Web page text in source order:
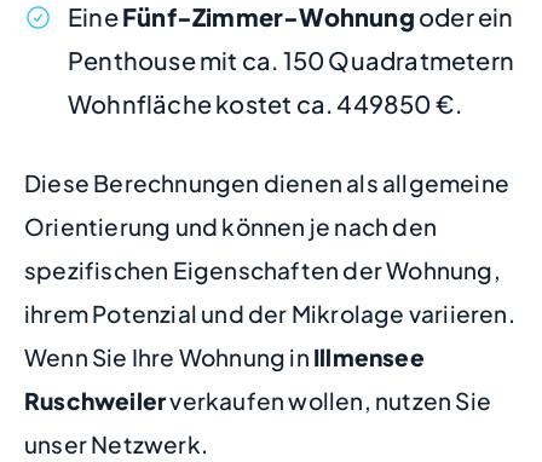
EineFünf-Zimmer-Wohnung oder ein
Penthouse mit ca. 150 Quadratmetern
Wohnfläche kostet ca. 449850 €.
Diese Berechnungen dienen als allgemeine
Orientierung und können je nach den
spezifischen Eigenschaften der Wohnung,
ihrem Potenzial und der Mikrolage variieren.
Wenn Sie Ihre Wohnung in Illmensee
Ruschweilerverkaufen wollen, nutzen Sie
unser Netzwerk.